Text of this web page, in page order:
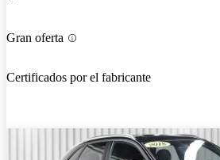
Gran oferta
Certificados por el fabricante